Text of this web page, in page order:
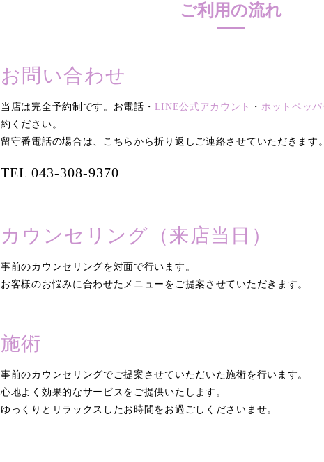
ご利用の流れ
お問い合わせ
当店は完全予約制です。お電話・ LINE公式アカウント ・ ホットペッ
約ください。
留守番電話の場合は、こちらから折り返しご連絡させていただきます。
TEL 043-308-9370
カウンセリング（来店当日）
事前のカウンセリングを対面で行います。
お客様のお悩みに合わせたメニューをご提案させていただきます。
施術
事前のカウンセリングでご提案させていただいた施術を行います。
心地よく効果的なサービスをご提供いたします。
ゆっくりとリラックスしたお時間をお過ごしくださいませ。